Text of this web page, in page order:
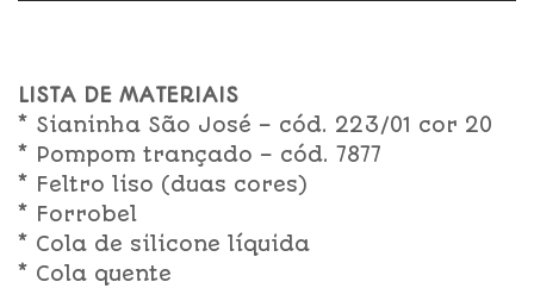
LISTA DE MATERIAIS
* Sianinha São José – cód. 223/01 cor 20
* Pompom trançado – cód. 7877
* Feltro liso (duas cores)
* Forrobel
* Cola de silicone líquida
* Cola quente